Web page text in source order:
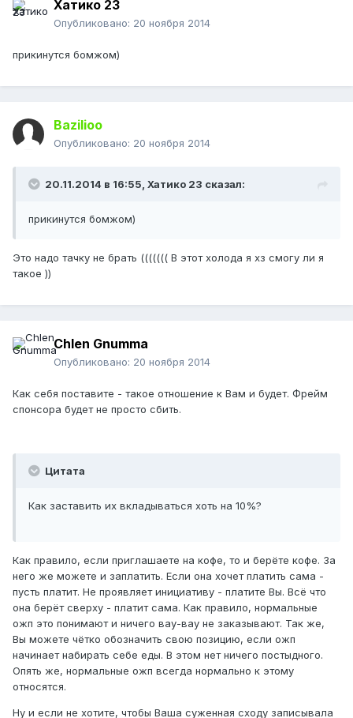
Хатико 23
Опубликовано: 20 ноября 2014
прикинутся бомжом)
Bazilioo
Опубликовано: 20 ноября 2014
20.11.2014 в 16:55, Хатико 23 сказал:
прикинутся бомжом)
Это надо тачку не брать ((((((( В этот холода я хз смогу ли я
такое ))
Chlen Gnumma
Опубликовано: 20 ноября 2014
Как себя поставите - такое отношение к Вам и будет. Фрейм
спонсора будет не просто сбить.
Цитата
Как заставить их вкладываться хоть на 10%?
Как правило, если приглашаете на кофе, то и берёте кофе. За
него же можете и заплатить. Если она хочет платить сама -
пусть платит. Не проявляет инициативу - платите Вы. Всё что
она берёт сверху - платит сама. Как правило, нормальные
ожп это понимают и ничего вау-вау не заказывают. Так же,
Вы можете чётко обозначить свою позицию, если ожп
начинает набирать себе еды. В этом нет ничего постыдного.
Опять же, нормальные ожп всегда нормально к этому
относятся.
Ну и если не хотите, чтобы Ваша суженная сходу записывала